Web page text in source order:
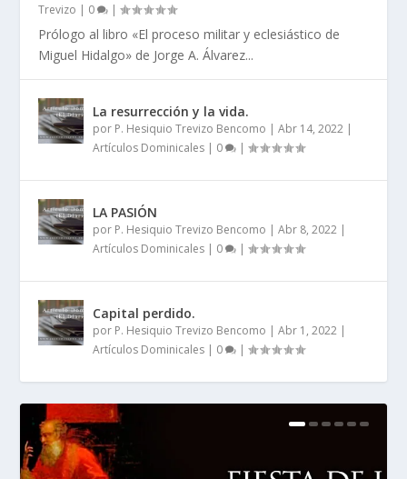
Trevizo | 0 |
Prólogo al libro «El proceso militar y eclesiástico de
Miguel Hidalgo» de Jorge A. Álvarez...
La resurrección y la vida.
por P. Hesiquio Trevizo Bencomo |Abr 14, 2022 |
Artículos Dominicales | 0 |
LA PASIÓN
por P. Hesiquio Trevizo Bencomo |Abr 8, 2022 |
Artículos Dominicales | 0 |
Capital perdido.
por P. Hesiquio Trevizo Bencomo |Abr 1, 2022 |
Artículos Dominicales | 0 |